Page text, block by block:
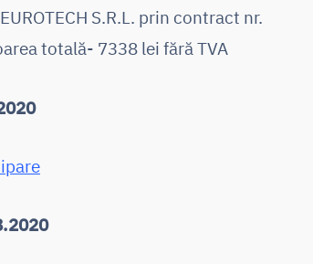
S.R.L. prin contract nr.
totală- 7338 lei fără TVA